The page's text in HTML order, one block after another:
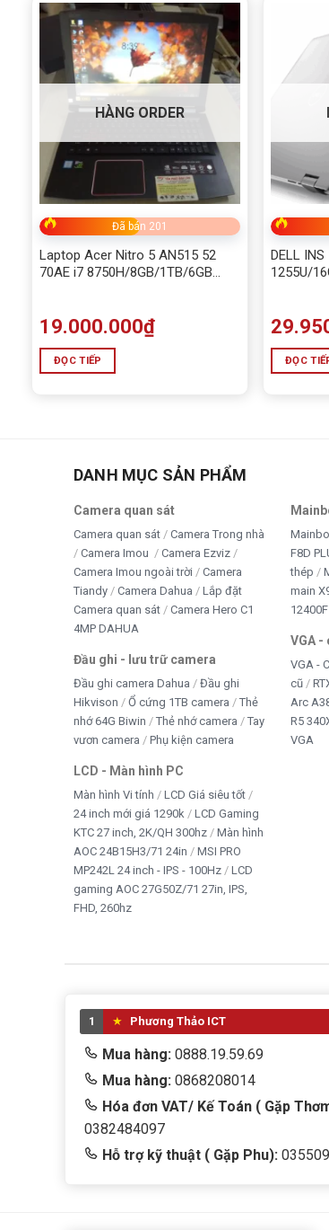
Lenovo
Kiến trúc kết hợp 4 P-core và 4 E-core.
Tổng cộng 8 nhân, 12 luồng.
Xung nhịp tối đa lên đến 4,6GHz.
RAM 16GB DDR4-3200 hỗ trợ đa nhiệm.
SSD 512GB PCIe NVMe tốc độ cao.
Màn hình 15,6 inch Full HD 1920 × 1080.
Bề mặt màn hình chống chói.
Card đồ họa tích hợp Intel UHD Graphics.
Bàn phím đầy đủ với cụm phím số riêng.
Cổng HDMI kết nối màn hình và máy chiếu.
USB-C hỗ trợ truyền dữ liệu và các tính năng
Wi-Fi và Bluetooth phục vụ kết nối không dây.
Webcam HD có nắp che riêng tư trên nhiều
Bản lề mở rộng khoảng 180 độ.
HÀNG ORDER
Đã bán 201
Laptop Acer Nitro 5 AN515 52
70AE i7 8750H/8GB/1TB/6GB
19.000.000₫
ĐỌC TIẾP
DELL
1255U/
ĐỌC
DANH MỤC SẢN PHẨM
Camera quan sát
Camera quan sát
Camera Trong nhà
Camera Imou
Camera Ezviz
Camera Imou ngoài trời
Camera
Tiandy
Camera Dahua
Lắp đặt
Camera quan sát
Camera Hero C1
4MP DAHUA
Đầu ghi - lưu trữ camera
Đầu ghi camera Dahua
Đầu ghi
Hikvison
Ổ cứng 1TB camera
Thẻ
nhớ 64G Biwin
Thẻ nhớ camera
Tay
vươn camera
Phụ kiện camera
LCD - Màn hình PC
Màn hình Vi tính
LCD Giá siêu tốt
24 inch mới giá 1290k
LCD Gaming
KTC 27 inch, 2K/QH 300hz
Màn hình
AOC 24B15H3/71 24in
MSI PRO
MP242L 24 inch - IPS - 100Hz
LCD
gaming AOC 27G50Z/71 27in, IPS,
FHD, 260hz
F8D
thép
main
VGA -
VGA -
cũ
Arc
R5
VGA
1 Phương Thảo ICT
Mua hàng: 0888.19.59.69
Mua hàng: 0868208014
Hóa đơn VAT/ Kế Toán ( Gặp
0382484097
Hỗ trợ kỹ thuật ( Gặp Phu):